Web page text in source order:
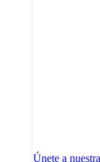
Únete a